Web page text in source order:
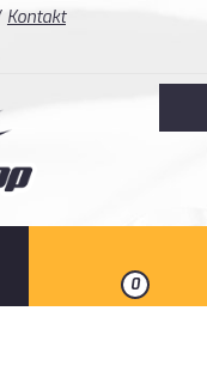
Kontakt
0